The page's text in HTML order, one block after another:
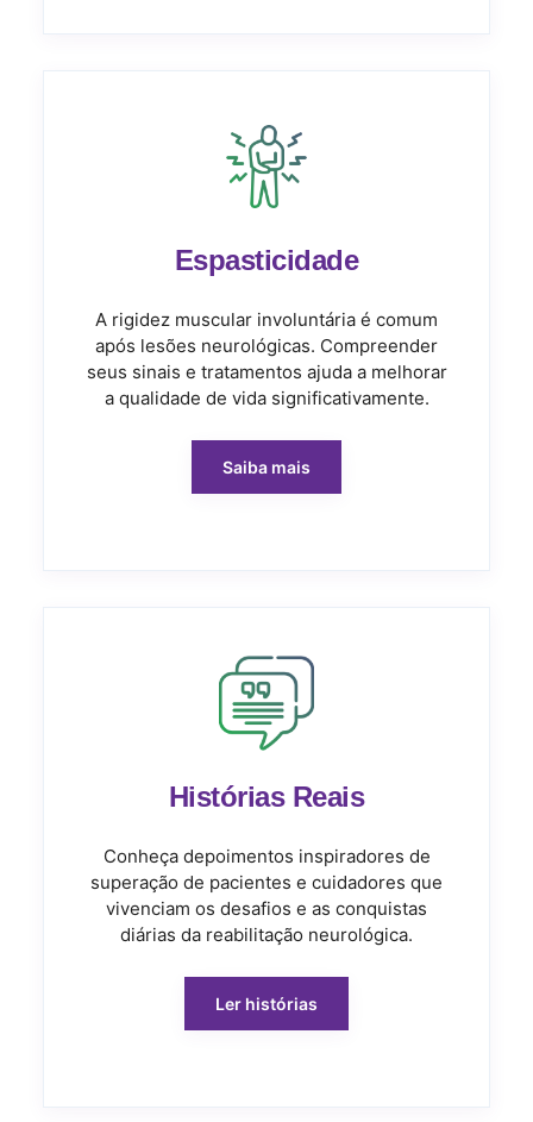
Espasticidade
A rigidez muscular involuntária é comum
após lesões neurológicas. Compreender
seus sinais e tratamentos ajuda a melhorar
a qualidade de vida significativamente.
Saiba mais
Histórias Reais
Conheça depoimentos inspiradores de
superação de pacientes e cuidadores que
vivenciam os desafios e as conquistas
diárias da reabilitação neurológica.
Ler histórias